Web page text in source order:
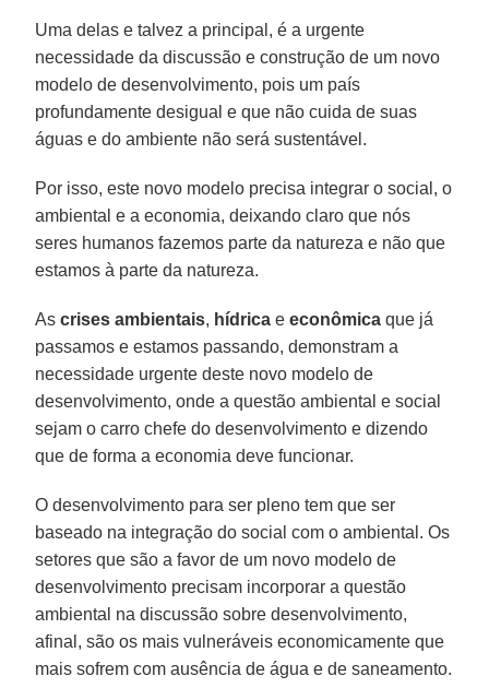
Uma delas e talvez a principal, é a urgente
necessidade da discussão e construção de um novo
modelo de desenvolvimento, pois um país
profundamente desigual e que não cuida de suas
águas e do ambiente não será sustentável.
Por isso, este novo modelo precisa integrar o social, o
ambiental e a economia, deixando claro que nós
seres humanos fazemos parte da natureza e não que
estamos à parte da natureza.
Ascrises ambientais, hídrica eeconômica que já
passamos e estamos passando, demonstram a
necessidade urgente deste novo modelo de
desenvolvimento, onde a questão ambiental e social
sejam o carro chefe do desenvolvimento e dizendo
que de forma a economia deve funcionar.
O desenvolvimento para ser pleno tem que ser
baseado na integração do social com o ambiental. Os
setores que são a favor de um novo modelo de
desenvolvimento precisam incorporar a questão
ambiental na discussão sobre desenvolvimento,
afinal, são os mais vulneráveis economicamente que
mais sofrem com ausência de água e de saneamento.